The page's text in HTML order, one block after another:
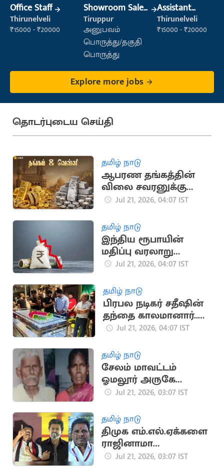
Office Staff
Thirunelveli
₹15000 - ₹20000
Showroom Sales
Executive (Retail
Sales)
Tiruppur
அனுபவம்
பொருத்து/தகுதி
பொருத்து
Assistant
Manager
Thirunelveli
₹15000 - ₹20000
Explore more jobs
தொடர்புடைய செய்தி
தமிழ் நாடு
ஆபரண தங்கத்தின்
விலை சவரனுக்கு
ரூ.560 உயர்ந்து
Jul 21, 2026, 04:07 IST
தமிழ் நாடு
இந்திய ரூபாயின்
மதிப்பு வரலாறு
காணாத வீழ்ச்சி
Jul 21, 2026, 04:07 IST
தமிழ் நாடு
பிரபல நடிகர் சதீஷின்
தந்தை காலமானார்..
உருக்கமான அஞ்சலி
Jul 21, 2026, 04:07 IST
தமிழ் நாடு
சேலம் மாவட்டம்
ஓமலூர் அருகே
வயதான தம்பதி
Jul 21, 2026, 03:07 IST
தமிழ் நாடு
திமுக எம்.எல்.ஏக்களை
ராஜினாமா
செய்யச்சொல்லி
Jul 21, 2026, 03:07 IST